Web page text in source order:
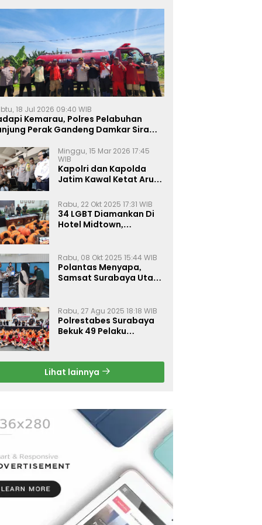
18 Jul 2026 09:40 WIB
Kemarau, Polres Pelabuhan
Perak Gandeng Damkar Siram
Minggu, 15 Mar 2026 17:45
WIB
Kapolri dan Kapolda
Jatim Kawal Ketat Arus
Rabu, 22 Okt 2025 17:31 WIB
34 LGBT Diamankan Di
Hotel Midtown,
Rabu, 08 Okt 2025 15:44 WIB
Polantas Menyapa,
Samsat Surabaya Utara
Rabu, 27 Agu 2025 18:18 WIB
Polrestabes Surabaya
Bekuk 49 Pelaku
Gratis
Lihat lainnya